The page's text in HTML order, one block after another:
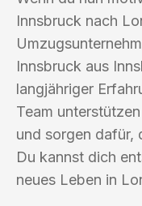
Innsbruck nach
Innsbruck aus
langjähriger
Team
und sorgen dafür,
Du kannst dich
neues Leben in